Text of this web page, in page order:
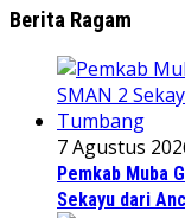
Berita Ragam
7 Agustus
Pemkab Muba
Sekayu dari